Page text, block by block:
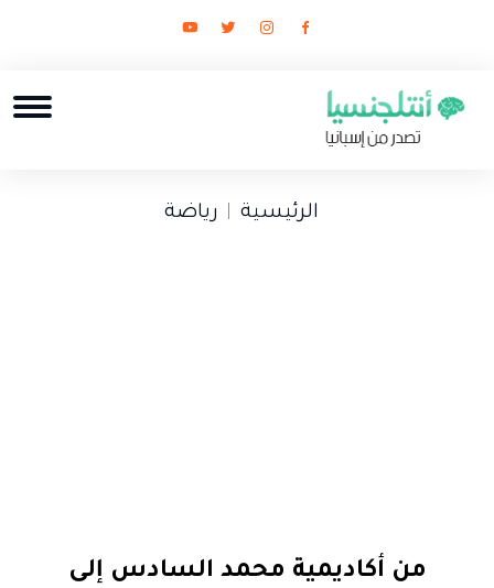
الرئيسية رياضة
من أكاديمية محمد السادس إلى